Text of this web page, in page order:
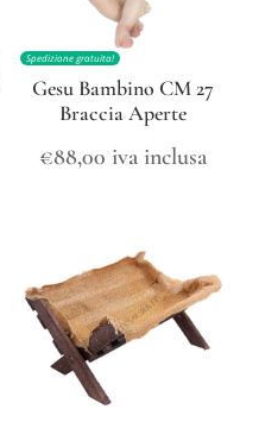
Spedizione gratuita!
Gesu Bambino CM 27
Braccia Aperte
€88,00 iva inclusa